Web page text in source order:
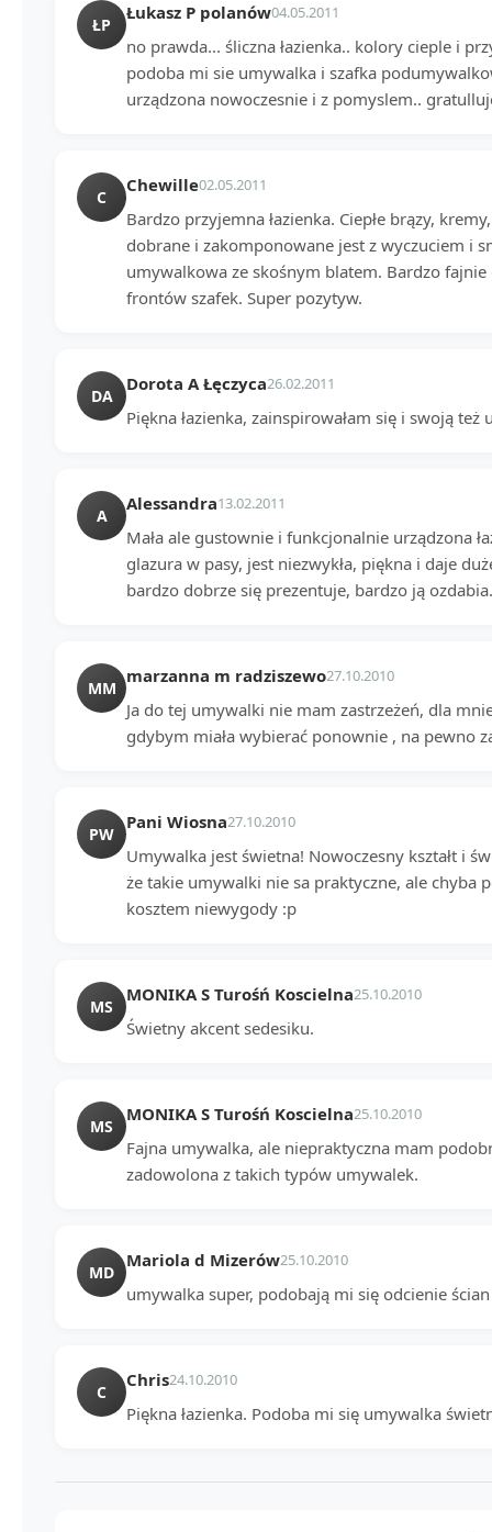
ŁP
Łukasz P polanów04.05.2011
no prawda... śliczna łazienka.. kolory cieple i
podoba mi sie umywalka i szafka
urządzona nowoczesnie i z pomyslem..
C
Chewille02.05.2011
Bardzo przyjemna łazienka. Ciepłe brązy,
dobrane i zakomponowane jest z wyczuciem i
umywalkowa ze skośnym blatem. Bardzo
frontów szafek. Super pozytyw.
DA
Dorota A Łęczyca26.02.2011
Piękna łazienka, zainspirowałam się i swoją
A
Alessandra13.02.2011
Mała ale gustownie i funkcjonalnie urządzona
glazura w pasy, jest niezwykła, piękna i daje
bardzo dobrze się prezentuje, bardzo ją ozdabia.
MM
marzanna m radziszewo27.10.2010
Ja do tej umywalki nie mam zastrzeżeń, dla
gdybym miała wybierać ponownie , na pewno
PW
Pani Wiosna27.10.2010
Umywalka jest świetna! Nowoczesny kształt i
że takie umywalki nie sa praktyczne, ale chyba
kosztem niewygody :p
MS
MONIKA S Turośń Koscielna25.10.2010
Świetny akcent sedesiku.
MS
MONIKA S Turośń Koscielna25.10.2010
Fajna umywalka, ale niepraktyczna mam
zadowolona z takich typów umywalek.
MD
Mariola d Mizerów25.10.2010
umywalka super, podobają mi się odcienie ścian
C
Chris24.10.2010
Piękna łazienka. Podoba mi się umywalka